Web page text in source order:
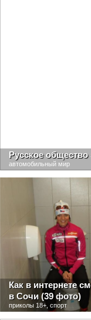
Русское
автомобильный мир
Как в интернете
в Сочи (39 фото)
приколы 18+, спорт